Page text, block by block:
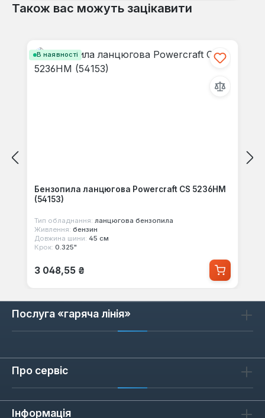
Також вас можуть зацікавити
В наявності
Бензопила ланцюгова Powercraft CS 5236HM
(54153)
Тип обладнання: ланцюгова бензопила
Живлення: бензин
Довжина шини: 45 см
Крок: 0.325"
Звичайна ціна:
3 048,55 ₴
Послуга «гаряча лінія»
Про сервіс
Інформація